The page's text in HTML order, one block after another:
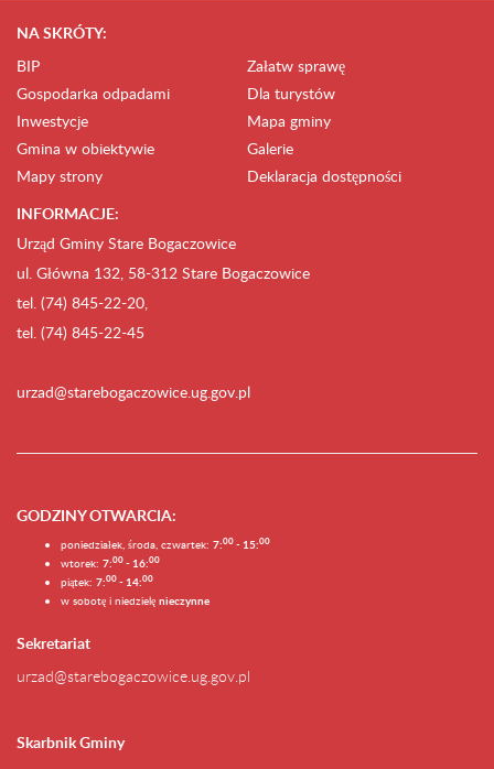
NA SKRÓTY:
BIP
Załatw sprawę
Gospodarka odpadami
Dla turystów
Inwestycje
Mapa gminy
Gmina w obiektywie
Galerie
Mapy strony
Deklaracja dostępności
INFORMACJE:
Urząd Gminy Stare Bogaczowice
ul. Główna 132, 58-312 Stare Bogaczowice
tel. (74) 845-22-20,
tel. (74) 845-22-45
urzad@starebogaczowice.ug.gov.pl
GODZINY OTWARCIA:
poniedziałek, środa, czwartek: 7:00 - 15:00
wtorek: 7:00 - 16:00
piątek: 7:00 - 14:00
w sobotę i niedzielę nieczynne
Sekretariat
urzad@starebogaczowice.ug.gov.pl
Skarbnik Gminy